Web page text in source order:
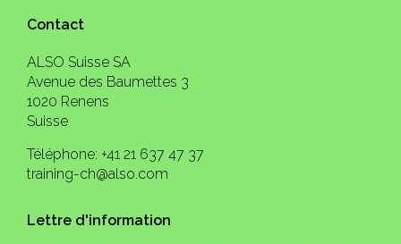
Contact
ALSO Suisse SA
Avenue des Baumettes 3
1020 Renens
Suisse
Téléphone: +41 21 637 47 37
training-ch@also.com
Lettre d'information